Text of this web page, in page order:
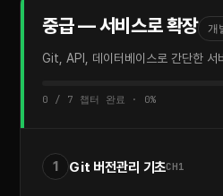
중급 — 서비스로 확장 개
Git, API, 데이터베이스로 간단한 서
0 / 7 챕터 완료 · 0%
1 Git 버전관리 기초CH1